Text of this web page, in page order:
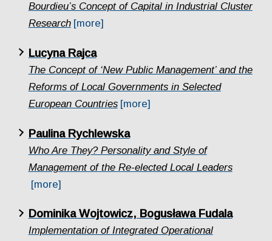
Bourdieu’s Concept of Capital in Industrial Cluster
Research [more]
Lucyna Rajca
The Concept of ‘New Public Management’ and the
Reforms of Local Governments in Selected
European Countries [more]
Paulina Rychlewska
Who Are They? Personality and Style of
Management of the Re-elected Local Leaders
[more]
Dominika Wojtowicz, Bogusława Fudala
Implementation of Integrated Operational